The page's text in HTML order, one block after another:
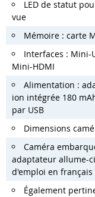
LED de statut
vue
Mémoire : carte
Interfaces : Mini-
Mini-HDMI
Alimentation :
ion intégrée 180
par USB
Dimensions
Caméra
adaptateur allume-
d'emploi en français
Également